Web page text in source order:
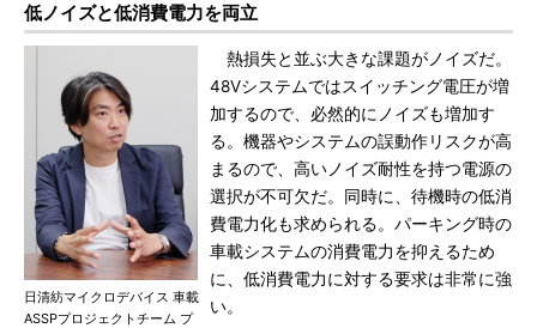
低ノイズと低消費電力を両立
日清紡マイクロデバイス 車載
ASSPプロジェクトチーム プ
熱損失と並ぶ大きな課題がノイズだ。
48Vシステムではスイッチング電圧が増
加するので、必然的にノイズも増加す
る。機器やシステムの誤動作リスクが高
まるので、高いノイズ耐性を持つ電源の
選択が不可欠だ。同時に、待機時の低消
費電力化も求められる。パーキング時の
車載システムの消費電力を抑えるため
に、低消費電力に対する要求は非常に強
い。